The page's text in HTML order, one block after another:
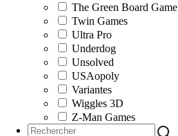
The Green Board Game
Twin Games
Ultra Pro
Underdog
Unsolved
USAopoly
Variantes
Wiggles 3D
Z-Man Games